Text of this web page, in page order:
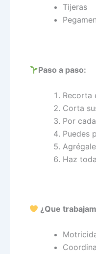
Tijeras
Paso a paso:
Recorta
Corta
Por
Puedes
Haz
¿Que